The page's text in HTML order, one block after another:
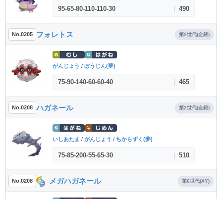
95-65-80-110-110-30 490
No.0205 フォレトス 第2世代(金銀)
がんじょう / ぼうじん(夢)
75-90-140-60-60-40 465
No.0208 ハガネール 第2世代(金銀)
いしあたま / がんじょう / ちからずく(夢)
75-85-200-55-65-30 510
No.0208 メガハガネール 第6世代(XY)